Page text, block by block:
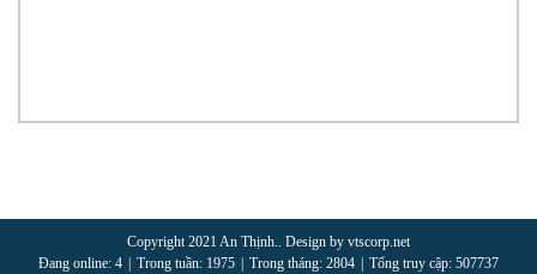
Copyright 2021 An Thịnh.. Design by vtscorp.net
Đang online: 4
Trong tuần: 1975 Trong tháng: 2804 Tổng truy cập: 507737